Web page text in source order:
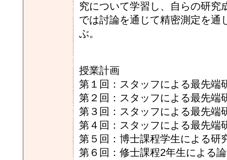
究について学習し、自らの研究
では討論を通じて精密測定を通
ぶ。
授業計画
第１回：スタッフによる最先
第２回：スタッフによる最先
第３回：スタッフによる最先
第４回：スタッフによる最先
第５回：博士課程学生による研
第６回：修士課程2年生による